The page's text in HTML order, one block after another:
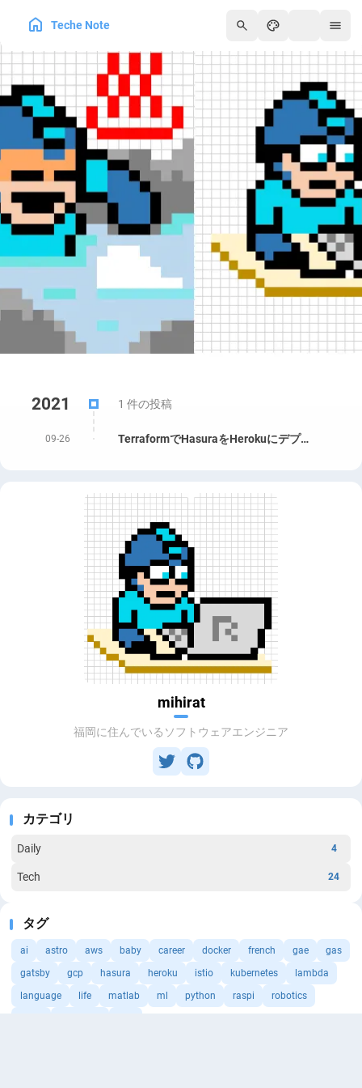
Teche Note
250
mihirat
福岡に住んでいるソフトウェアエンジニア
カテゴリ
Daily 4
Tech 24
タグ
ai astro aws baby career docker french gae
gas
gatsby
gcp hasura heroku istio kubernetes
lambda
language
life matlab ml python raspi
robotics
2021 1 件の投稿
09-26 TerraformでHasuraをHerokuにデプロイ